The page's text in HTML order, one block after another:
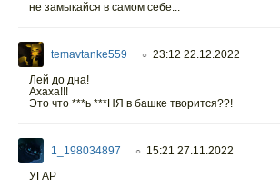
не замыкайся в самом себе...
temavtanke559 ○ 23:12 22.12.2022
Лей до дна!
Ахаха!!!
Это что ***ь ***НЯ в башке творится??!
1_198034897 ○ 15:21 27.11.2022
УГАР